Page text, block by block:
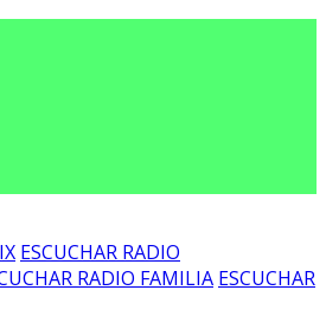
ESCUCHAR RADIO
RADIO FAMILIA ESCUCHAR